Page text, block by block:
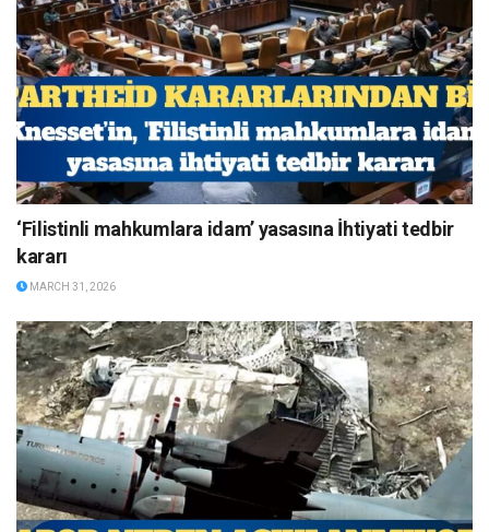
‘Filistinli mahkumlara idam’ yasasına İhtiyati tedbir
kararı
MARCH 31, 2026